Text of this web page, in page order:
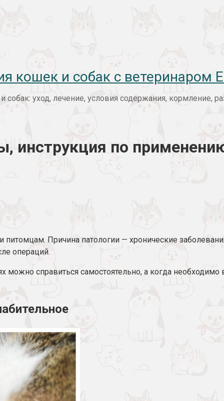
кошек и собак с ветеринаром
уход, лечение, условия содержания, кормление,
инструкция по
питомцам. Причина патологии — хронические
операций.
можно справиться самостоятельно, а когда